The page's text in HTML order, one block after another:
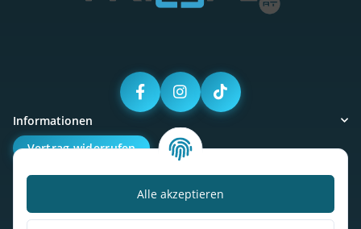
Alle akzeptieren
Informationen
Vertrag widerrufen
Kalorienbedarfsrechner